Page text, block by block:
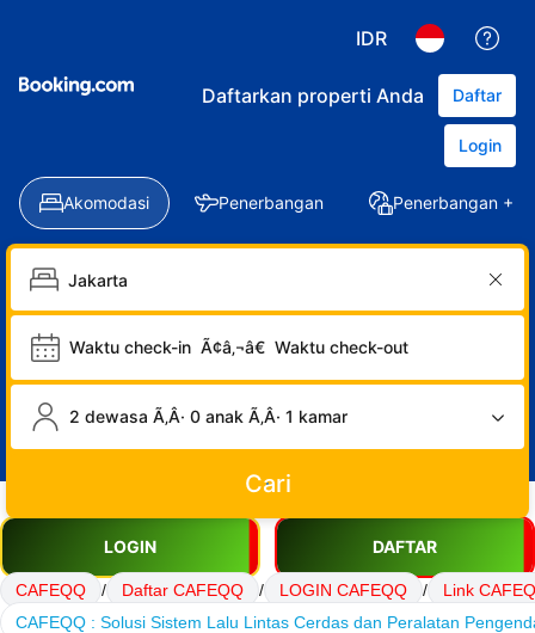
IDR
Daftarkan properti Anda Daftar
Login
Akomodasi Penerbangan Penerbangan +
Waktu check-in Ã¢â‚¬â€ Waktu check-out
2 dewasa Ã‚Â· 0 anak Ã‚Â· 1 kamar
Cari
LOGIN DAFTAR
CAFEQQ / Daftar CAFEQQ / LOGIN CAFEQQ /
Link
CAFEQQ : Solusi Sistem Lalu Lintas Cerdas dan Peralatan